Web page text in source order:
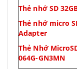
Thẻ nhớ SD
Thẻ nhớ micro
Adapter
Thẻ Nhớ
064G-GN3MN